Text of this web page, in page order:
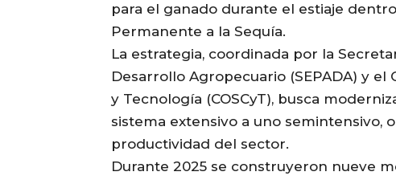
para el ganado durante el estiaje
Permanente a la Sequía.
La estrategia, coordinada por la
Desarrollo Agropecuario (SEPADA) y el
y Tecnología (COSCyT), busca
sistema extensivo a uno semintensivo,
productividad del sector.
Durante 2025 se construyeron nueve